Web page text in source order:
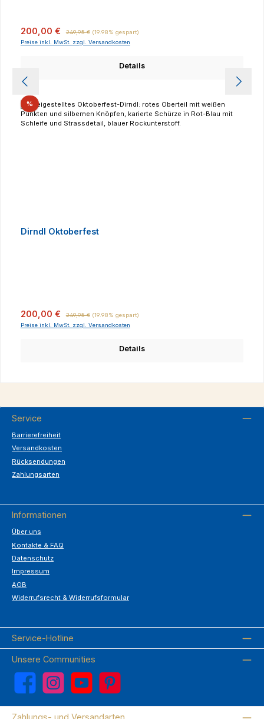
Verkaufspreis:
200,00 € 249,95 € (19.98% gespart)
Preise inkl. MwSt. zzgl. Versandkosten
Details
%Rabatt
Dirndl Oktoberfest
Verkaufspreis:
200,00 € 249,95 € (19.98% gespart)
Preise inkl. MwSt. zzgl. Versandkosten
Details
Service
Barrierefreiheit
Versandkosten
Rücksendungen
Zahlungsarten
Informationen
Über uns
Kontakte & FAQ
Datenschutz
Impressum
AGB
Widerrufsrecht & Widerrufsformular
Service-Hotline
Unsere Communities
Facebook Instagram YouTube Pinterest